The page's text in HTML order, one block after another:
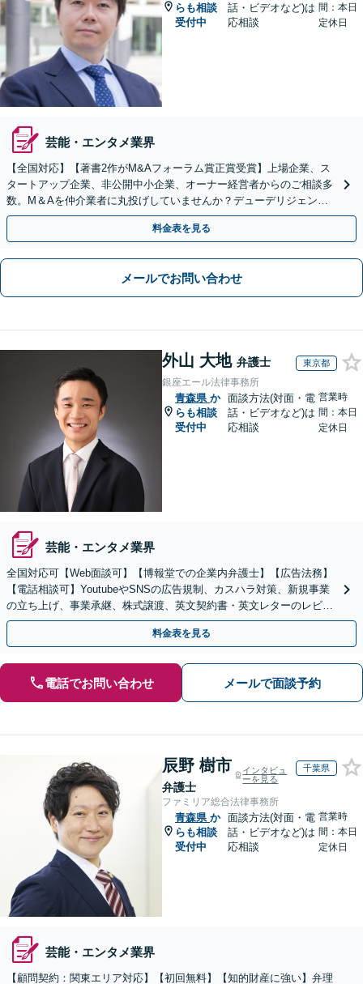
らも相談
受付中
話・ビデオなど)は
応相談
間：本日
定休日
芸能・エンタメ業界
【全国対応】【著書2作がM&Aフォーラム賞正賞受賞】上場企業、ス
タートアップ企業、非公開中小企業、オーナー経営者からのご相談多
数。M＆Aを仲介業者に丸投げしていませんか？デューデリジェンス
や契約書作成・交渉はお任せください【初回無料】
料金表を見る
メールでお問い合わせ
外山 大地 弁護士 東京都
銀座エール法律事務所
青森県 か
らも相談
受付中
面談方法(対面・電
話・ビデオなど)は
応相談
営業時
間：本日
定休日
芸能・エンタメ業界
全国対応可【Web面談可】【博報堂での企業内弁護士】【広告法務】
【電話相談可】YoutubeやSNSの広告規制、カスハラ対策、新規事業
の立ち上げ、事業承継、株式譲渡、英文契約書・英文レターのレビュ
ー・ドラフトなどに対応。
料金表を見る
電話でお問い合わせ メールで面談予約
辰野 樹市
弁護士
インタビュ
ーを見る
千葉県
ファミリア総合法律事務所
青森県 か
らも相談
受付中
面談方法(対面・電
話・ビデオなど)は
応相談
営業時
間：本日
定休日
芸能・エンタメ業界
【顧問契約：関東エリア対応】【初回無料】【知的財産に強い】弁理